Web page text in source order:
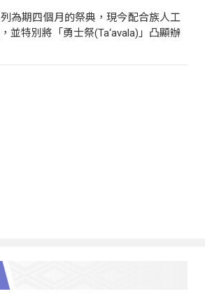
為期四個月的祭典，現今配合族人工
並特別將「勇士祭(Ta‘avala)」凸顯辦